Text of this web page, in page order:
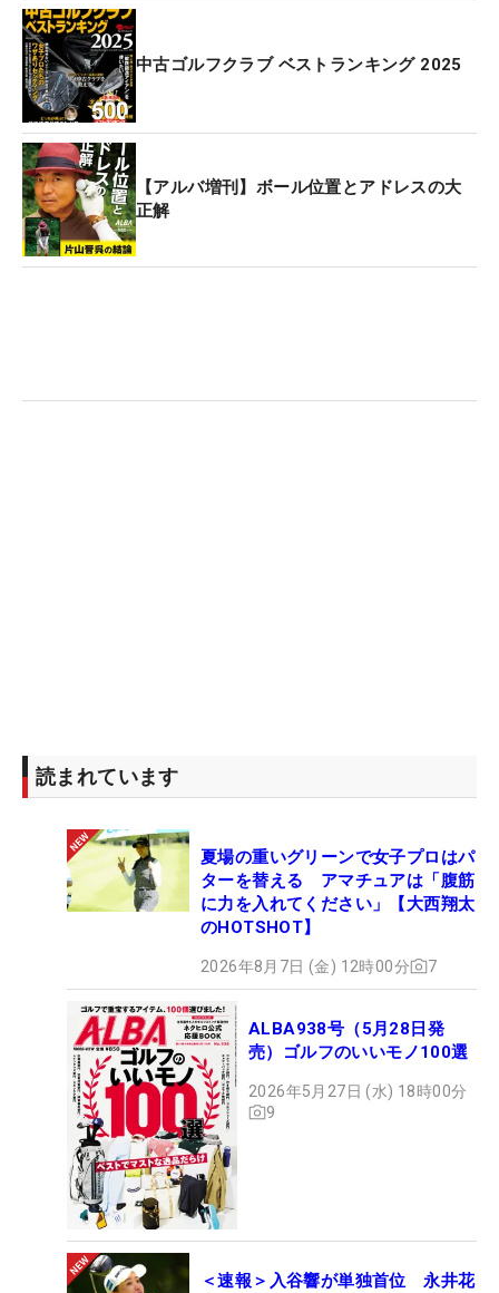
中古ゴルフクラブ ベストランキング 2025
【アルバ増刊】ボール位置とアドレスの大
正解
読まれています
夏場の重いグリーンで女子プロはパ
ターを替える アマチュアは「腹筋
に力を入れてください」【大西翔太
のHOTSHOT】
2026年8月7日 (金) 12時00分 7
ALBA938号（5月28日発
売）ゴルフのいいモノ100選
2026年5月27日 (水) 18時00分
9
＜速報＞入谷響が単独首位 永井花